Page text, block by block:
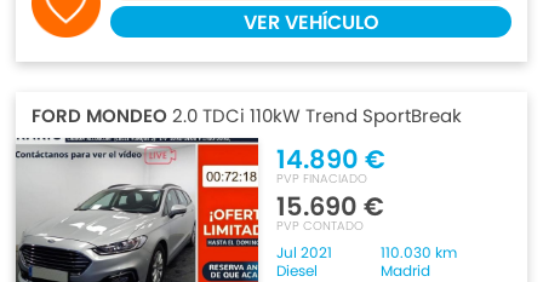
VER VEHÍCULO
FORD MONDEO2.0 TDCi 110kW Trend SportBreak
14.890 €
PVP FINACIADO
15.690 €
PVP CONTADO
Jul 2021
110.030 km
Diesel
Madrid